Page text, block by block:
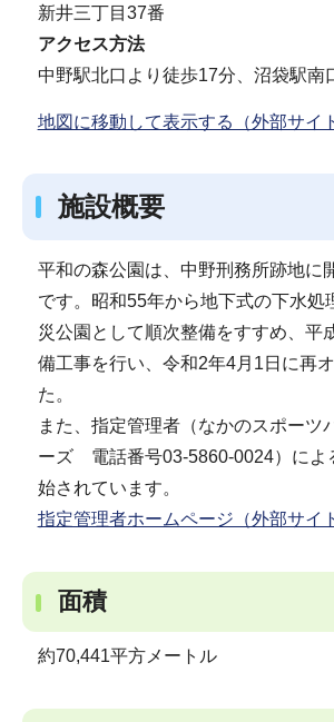
新井三丁目37番
アクセス方法
中野駅北口より徒歩17分、沼袋駅南
地図に移動して表示する（外部サイ
施設概要
平和の森公園は、中野刑務所跡地に
です。昭和55年から地下式の下水処
災公園として順次整備をすすめ、平
備工事を行い、令和2年4月1日に再
た。
また、指定管理者（なかのスポーツ
ーズ 電話番号03‐5860‐0024）によ
始されています。
指定管理者ホームページ（外部サイ
面積
約70,441平方メートル